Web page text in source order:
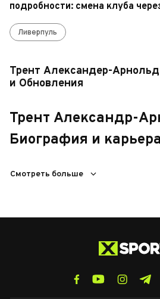
подробности: смена клуба
Ливерпуль
Трент Александер-
и Обновления
Трент Александр-
Биография и карьера
Трент Александр-Арнольд —
родившийся 7 октября 1998 года в
защитник. Дебютировал за
навесами и способностью
стал одним из лучших защитников
В составе «Ливерпуля» он
Смотреть больше